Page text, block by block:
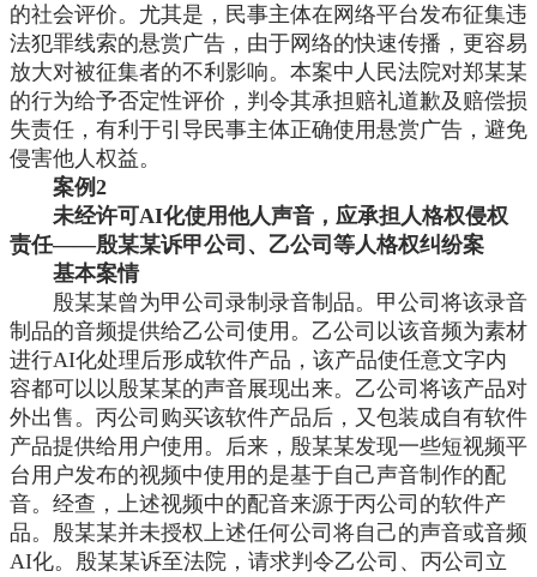
的社会评价。尤其是，民事主体在网络平台发布征集违
法犯罪线索的悬赏广告，由于网络的快速传播，更容易
放大对被征集者的不利影响。本案中人民法院对郑某某
的行为给予否定性评价，判令其承担赔礼道歉及赔偿损
失责任，有利于引导民事主体正确使用悬赏广告，避免
侵害他人权益。
案例2
未经许可AI化使用他人声音，应承担人格权侵权
责任——殷某某诉甲公司、乙公司等人格权纠纷案
基本案情
殷某某曾为甲公司录制录音制品。甲公司将该录音
制品的音频提供给乙公司使用。乙公司以该音频为素材
进行AI化处理后形成软件产品，该产品使任意文字内
容都可以以殷某某的声音展现出来。乙公司将该产品对
外出售。丙公司购买该软件产品后，又包装成自有软件
产品提供给用户使用。后来，殷某某发现一些短视频平
台用户发布的视频中使用的是基于自己声音制作的配
音。经查，上述视频中的配音来源于丙公司的软件产
品。殷某某并未授权上述任何公司将自己的声音或音频
AI化。殷某某诉至法院，请求判令乙公司、丙公司立